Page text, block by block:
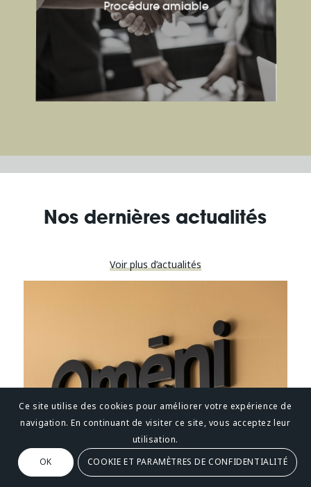
Procédure amiable
Nos dernières actualités
Voir plus d’actualités
Ce site utilise des cookies pour améliorer votre expérience de
navigation. En continuant de visiter ce site, vous acceptez leur
utilisation.
OK
COOKIE ET PARAMÈTRES DE CONFIDENTIALITÉ